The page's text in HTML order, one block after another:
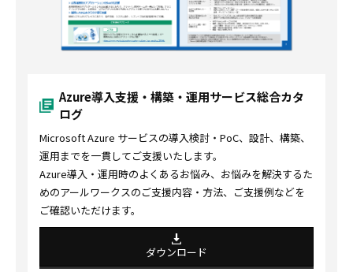
Azure導入支援・構築・運用サービス総合カタ
ログ
Microsoft Azure サービスの導入検討・PoC、設計、構築、
運用までを一貫してご支援いたします。
Azure導入・運用時のよくあるお悩み、お悩みを解決するた
めのアールワークスのご支援内容・方法、ご支援例などを
ご確認いただけます。
ダウンロード